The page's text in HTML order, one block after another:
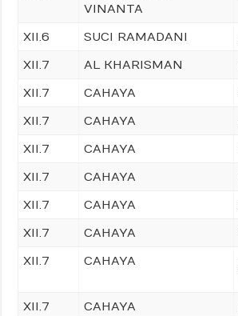
VINANTA
XII.6 SUCI RAMADANI
XII.7
AL KHARISMAN
XII.7
CAHAYA
XII.7
CAHAYA
XII.7
CAHAYA
XII.7
CAHAYA
XII.7
CAHAYA
XII.7
CAHAYA
XII.7
CAHAYA
XII.7
CAHAYA